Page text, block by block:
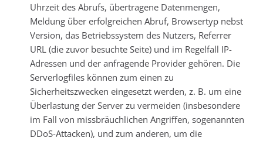
Uhrzeit des Abrufs, übertragene Datenmengen,
Meldung über erfolgreichen Abruf, Browsertyp nebst
Version, das Betriebssystem des Nutzers, Referrer
URL (die zuvor besuchte Seite) und im Regelfall IP-
Adressen und der anfragende Provider gehören. Die
Serverlogfiles können zum einen zu
Sicherheitszwecken eingesetzt werden, z. B. um eine
Überlastung der Server zu vermeiden (insbesondere
im Fall von missbräuchlichen Angriffen, sogenannten
DDoS-Attacken), und zum anderen, um die